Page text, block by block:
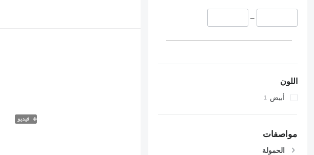
–
اللون
أبيض
مواصفات
الحمولة
فيديو